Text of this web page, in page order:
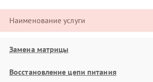
Наименование услуги
Замена матрицы
Восстановление цепи питания